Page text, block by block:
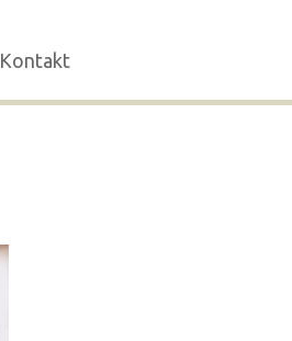
Kontakt